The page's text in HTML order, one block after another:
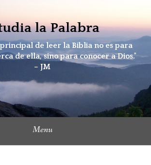
la Palabra
de leer la Biblia no es para
de ella, sino para conocer a Dios."
– JM
Menu